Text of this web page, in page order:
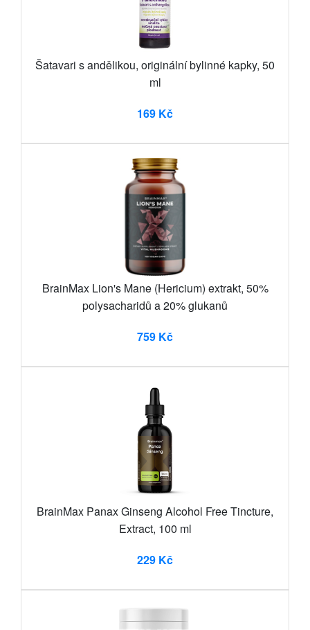
Šatavari s andělikou, originální bylinné kapky, 50
ml
169 Kč
BrainMax Lion's Mane (Hericium) extrakt, 50%
polysacharidů a 20% glukanů
759 Kč
BrainMax Panax Ginseng Alcohol Free Tincture,
Extract, 100 ml
229 Kč